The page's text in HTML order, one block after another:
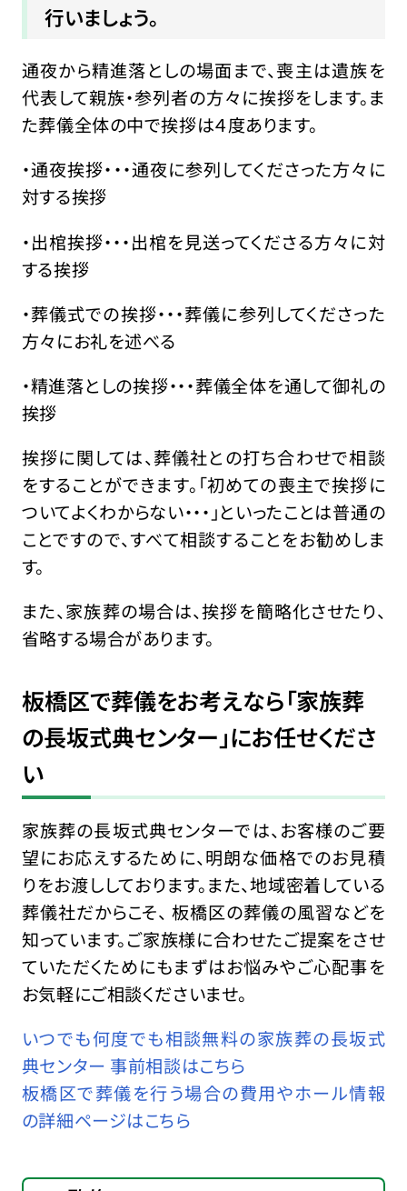
行いましょう。
通夜から精進落としの場面まで、喪主は遺族を
代表して親族・参列者の方々に挨拶をします。ま
た葬儀全体の中で挨拶は４度あります。
・通夜挨拶・・・通夜に参列してくださった方々に
対する挨拶
・出棺挨拶・・・出棺を見送ってくださる方々に対
する挨拶
・葬儀式での挨拶・・・葬儀に参列してくださった
方々にお礼を述べる
・精進落としの挨拶・・・葬儀全体を通して御礼の
挨拶
挨拶に関しては、葬儀社との打ち合わせで相談
をすることができます。「初めての喪主で挨拶に
ついてよくわからない・・・」といったことは普通の
ことですので、すべて相談することをお勧めしま
す。
また、家族葬の場合は、挨拶を簡略化させたり、
省略する場合があります。
板橋区で葬儀をお考えなら「家族葬
の長坂式典センター」にお任せくださ
い
家族葬の長坂式典センターでは、お客様のご要
望にお応えするために、明朗な価格でのお見積
りをお渡ししております。また、地域密着している
葬儀社だからこそ、 板橋区の葬儀の風習などを
知っています。ご家族様に合わせたご提案をさせ
ていただくためにもまずはお悩みやご心配事を
お気軽にご相談くださいませ。
いつでも何度でも相談無料の家族葬の長坂式
典センター 事前相談はこちら
板橋区で葬儀を行う場合の費用やホール情報
の詳細ページはこちら